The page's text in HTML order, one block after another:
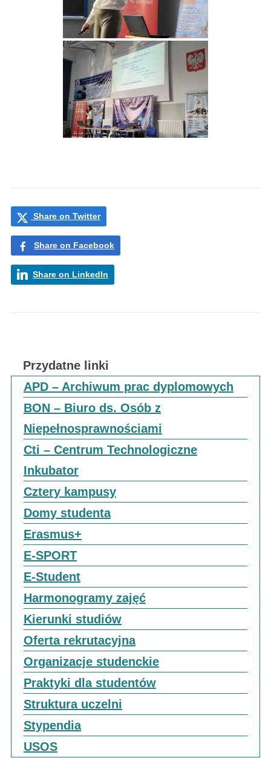
Share on Twitter
Share on Facebook
Share on LinkedIn
Przydatne linki
APD – Archiwum prac dyplomowych
BON – Biuro ds. Osób z
Niepełnosprawnościami
Cti – Centrum Technologiczne
Inkubator
Cztery kampusy
Domy studenta
Erasmus+
E-SPORT
E-Student
Harmonogramy zajęć
Kierunki studiów
Oferta rekrutacyjna
Organizacje studenckie
Praktyki dla studentów
Struktura uczelni
Stypendia
USOS